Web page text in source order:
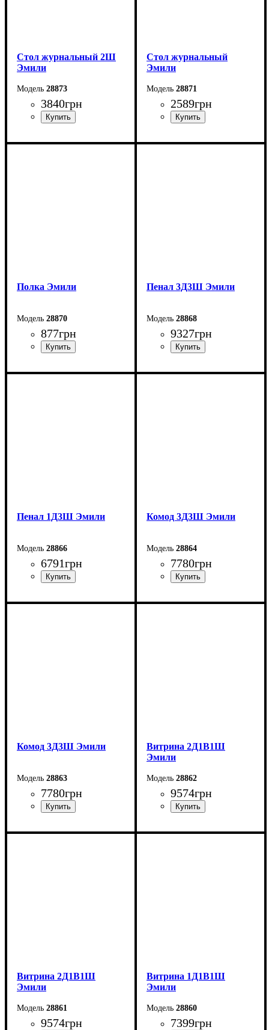
Стол журнальный 2Ш
Эмили
28873
3840грн
Ширина: 80 см
Стол журнальный
Эмили
28871
2589грн
Ширина: 110 см
Полка Эмили
28870
877грн
Ширина: 110 см
Пенал 3Д3Ш Эмили
28868
9327грн
Ширина: 137,6 см
Пенал 1Д3Ш Эмили
28866
6791грн
Ширина: 87 см
Комод 3Д3Ш Эмили
28864
7780грн
Ширина: 213,9 см
Комод 3Д3Ш Эмили
28863
7780грн
Ширина: 213,9 см
Витрина 2Д1В1Ш
Эмили
28862
9574грн
Ширина: 105,6 см
Витрина 2Д1В1Ш
Эмили
28861
9574грн
Витрина 1Д1В1Ш
Эмили
28860
7399грн